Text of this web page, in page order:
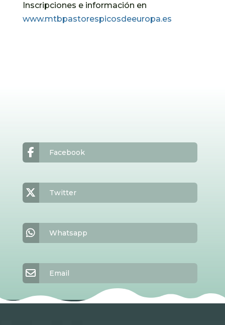
Inscripciones e información en
www.mtbpastorespicosdeeuropa.es
Facebook
Twitter
Whatsapp
Email